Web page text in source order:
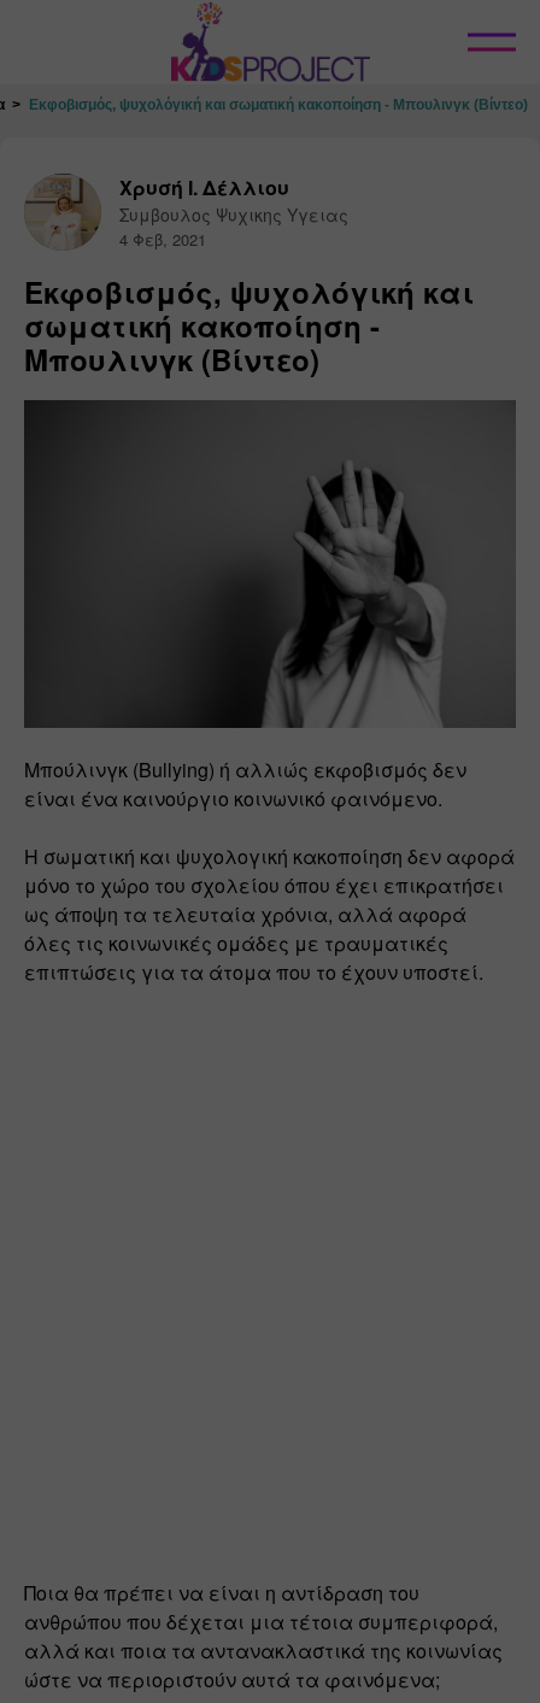
Κλείσιμο
Εκφοβισμός, ψυχολόγική και σωματική κακοποίηση - Μπουλινγκ (Βίντεο)
Χρυσή Ι. Δέλλιου
Συμβουλος Ψυχικης Υγειας
4 Φεβ, 2021
Εκφοβισμός, ψυχολόγική και
σωματική κακοποίηση -
Μπουλινγκ (Βίντεο)
Μπούλινγκ (Bullying) ή αλλιώς εκφοβισμός δεν
είναι ένα καινούργιο κοινωνικό φαινόμενο.
Η σωματική και ψυχολογική κακοποίηση δεν αφορά
μόνο το χώρο του σχολείου όπου έχει επικρατήσει
ως άποψη τα τελευταία χρόνια, αλλά αφορά
όλες τις κοινωνικές ομάδες με τραυματικές
επιπτώσεις για τα άτομα που το έχουν υποστεί.
Ποια θα πρέπει να είναι η αντίδραση του
ανθρώπου που δέχεται μια τέτοια συμπεριφορά,
αλλά και ποια τα αντανακλαστικά της κοινωνίας
ώστε να περιοριστούν αυτά τα φαινόμενα;